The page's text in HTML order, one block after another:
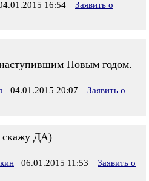
16:54
Заявить о
Новым годом.
04.01.2015 20:07
Заявить о
скажу ДА)
06.01.2015 11:53
Заявить о